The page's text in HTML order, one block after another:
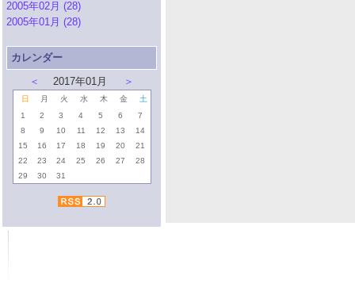
2005年02月 (28)
2005年01月 (28)
カレンダー
＜
2017年01月 ＞
日 月 火 水 木 金
土
1
2 3 4 5 6
7
8
9 10 11 12 13
14
15
16 17 18 19 20
21
22
23 24 25 26 27
28
29
30 31